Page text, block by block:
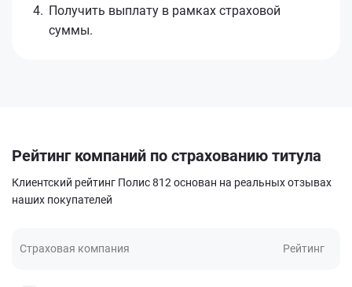
Получить выплату в рамках страховой
суммы.
Рейтинг компаний по страхованию титула
Клиентский рейтинг Полис 812 основан на реальных отзывах
наших покупателей
Страховая компания Рейтинг